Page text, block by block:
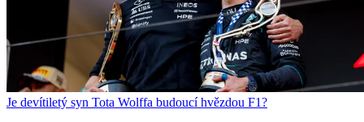
Je devítiletý syn Tota Wolffa budoucí hvězdou F1?